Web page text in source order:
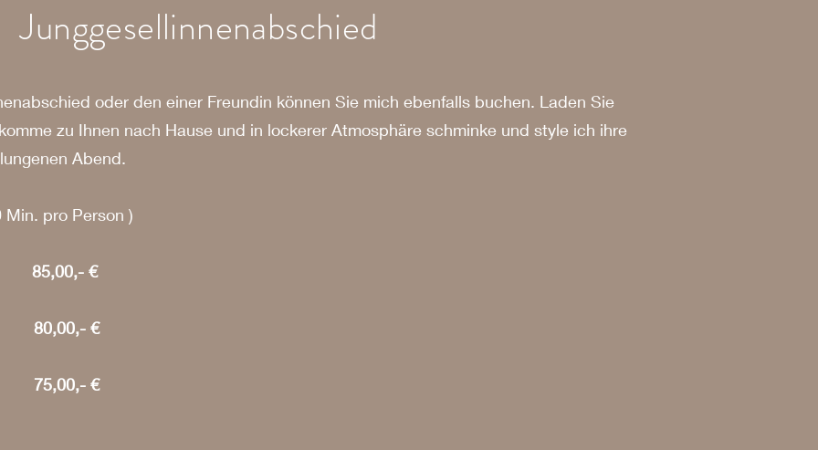
Junggesellinnenabschied
oder den einer Freundin können Sie mich ebenfalls buchen. Laden Sie
zu Ihnen nach Hause und in lockerer Atmosphäre schminke und style ich ihre
Abend.
pro Person )
85,00,- €
80,00,- €
75,00,- €